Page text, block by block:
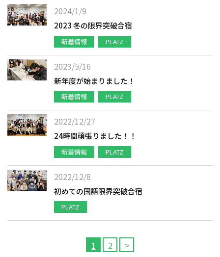
2024/1/9
2023 冬の限界突破合宿
新着情報 PLATZ
2023/5/16
新年度が始まりました！
新着情報 PLATZ
2022/12/27
24時間頑張りました！！
新着情報 PLATZ
2022/12/8
初めての国語限界突破合宿
PLATZ
1 2 >